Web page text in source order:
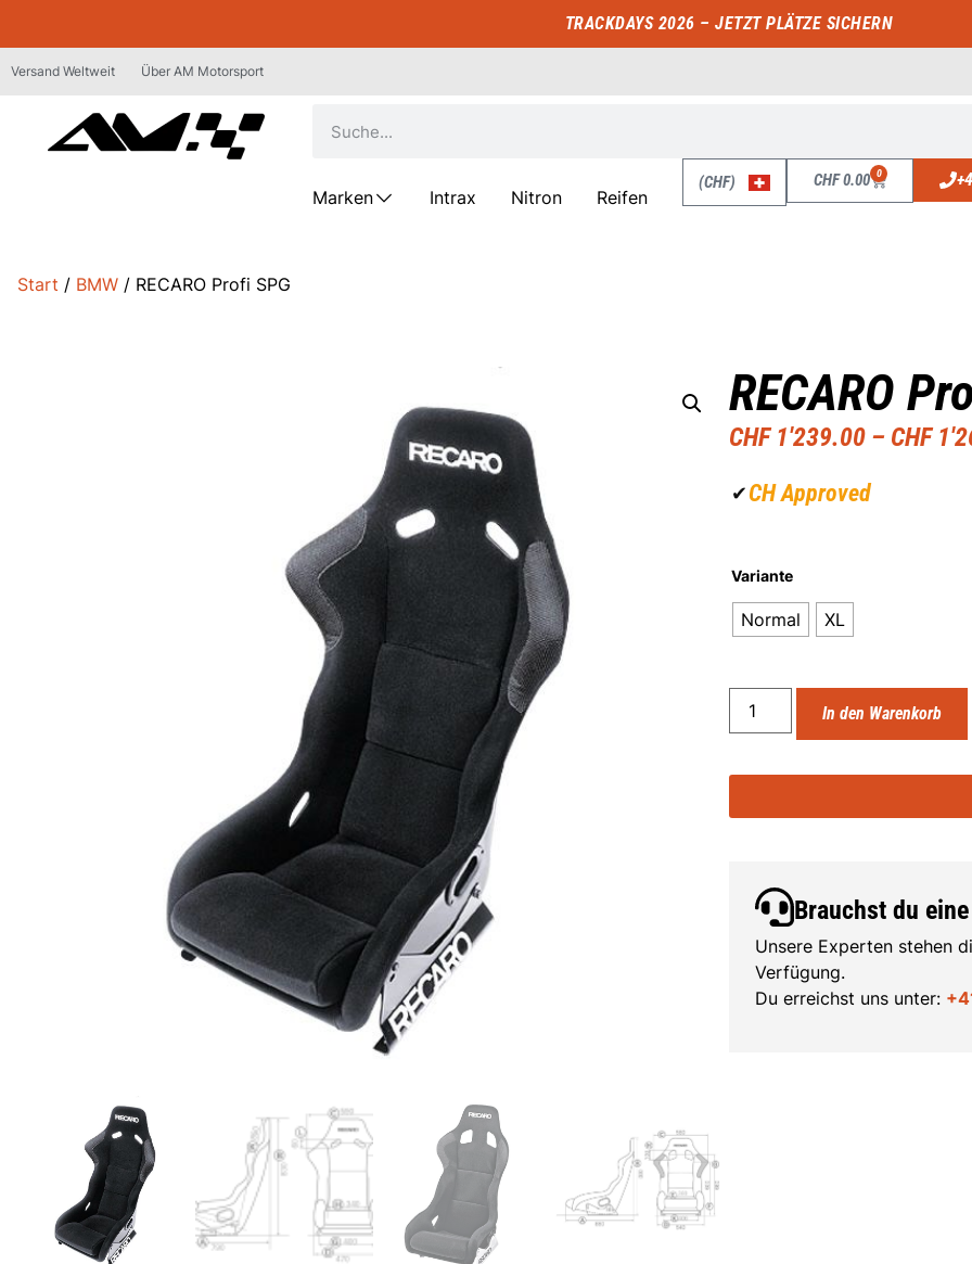
TRACKDAYS 2026 – JETZT PLÄTZE SICHERN
Versand Weltweit Über AM Motorsport
Marken Intrax Nitron Reifen
(CHF) CHF0.00 0
Start / BMW / RECARO Profi SPG
RECARO
CHF1'239.00 – CHF
✔CH Approved
Variante
Normal XL
In den Warenkorb
Brauchst du
Unsere Experten stehen
Verfügung.
Du erreichst uns unter: